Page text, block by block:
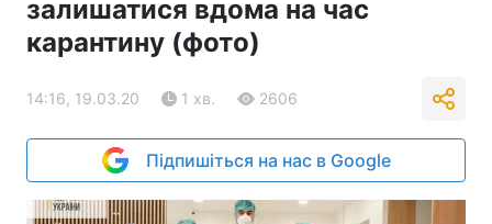
залишатися вдома на час
карантину (фото)
14:16, 19.03.20 1 хв. 2606
Підпишіться на нас в Google